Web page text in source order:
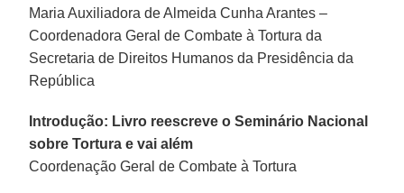
Maria Auxiliadora de Almeida Cunha Arantes –
Coordenadora Geral de Combate à Tortura da
Secretaria de Direitos Humanos da Presidência da
República
Introdução: Livro reescreve o Seminário Nacional
sobre Tortura e vai além
Coordenação Geral de Combate à Tortura